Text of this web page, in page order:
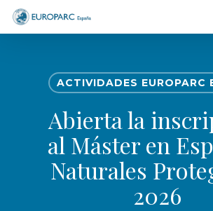
Skip
ACTIVIDADES EUROPARC
Abierta la
al Máster en
Naturales
2026